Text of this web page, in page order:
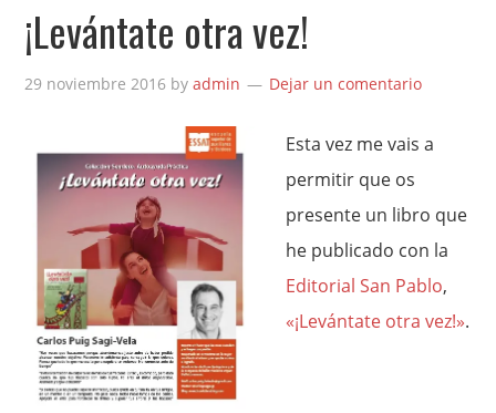
¡Levántate otra vez!
29 noviembre 2016 byadmin Dejar un comentario
Esta vez me vais a
permitir que os
presente un libro que
he publicado con la
Editorial San Pablo,
«¡Levántate otra vez!».